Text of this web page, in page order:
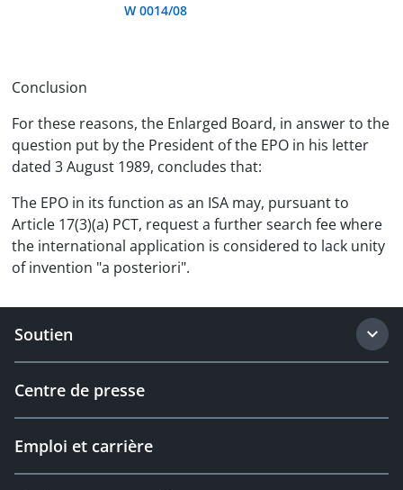
W 0014/08
Conclusion
For these reasons, the Enlarged Board, in answer to the
question put by the President of the EPO in his letter
dated 3 August 1989, concludes that:
The EPO in its function as an ISA may, pursuant to
Article 17(3)(a) PCT, request a further search fee where
the international application is considered to lack unity
of invention "a posteriori".
Soutien
Centre de presse
Emploi et carrière